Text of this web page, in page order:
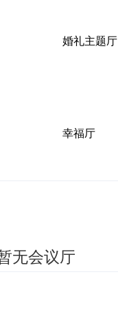
婚礼主题厅
幸福厅
无会议厅